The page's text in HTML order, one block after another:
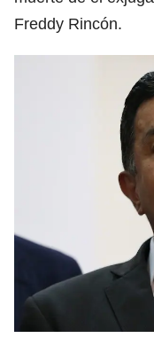
Freddy Rincón.